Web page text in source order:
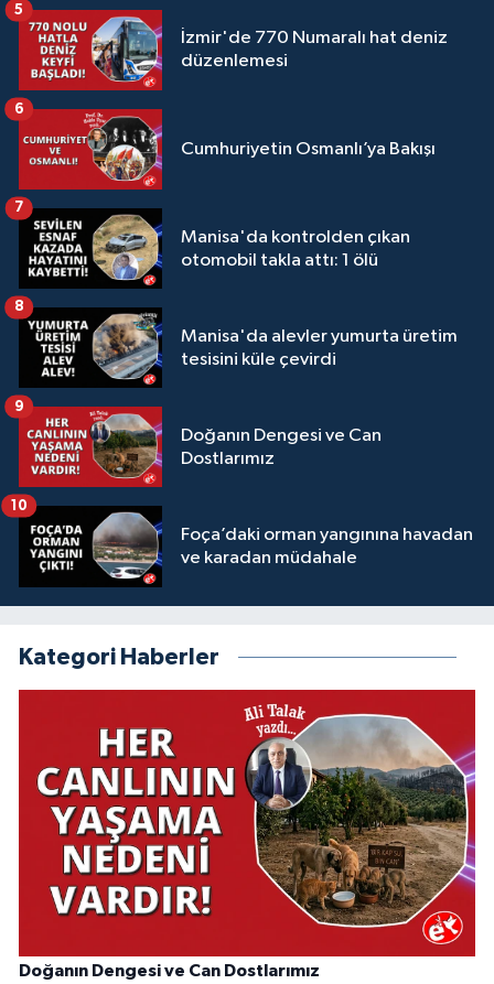
İzmir'de 770 Numaralı hat deniz
düzenlemesi
5
Cumhuriyetin Osmanlı’ya Bakışı
6
Manisa'da kontrolden çıkan
otomobil takla attı: 1 ölü
7
Manisa'da alevler yumurta üretim
tesisini küle çevirdi
8
Doğanın Dengesi ve Can
Dostlarımız
9
Foça’daki orman yangınına havadan
ve karadan müdahale
10
Kategori Haberler
Doğanın Dengesi ve Can Dostlarımız